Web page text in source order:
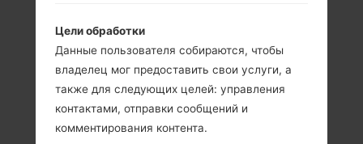
Цели обработки
Данные пользователя собираются, чтобы
владелец мог предоставить свои услуги, а
также для следующих целей: управления
контактами, отправки сообщений и
комментирования контента.